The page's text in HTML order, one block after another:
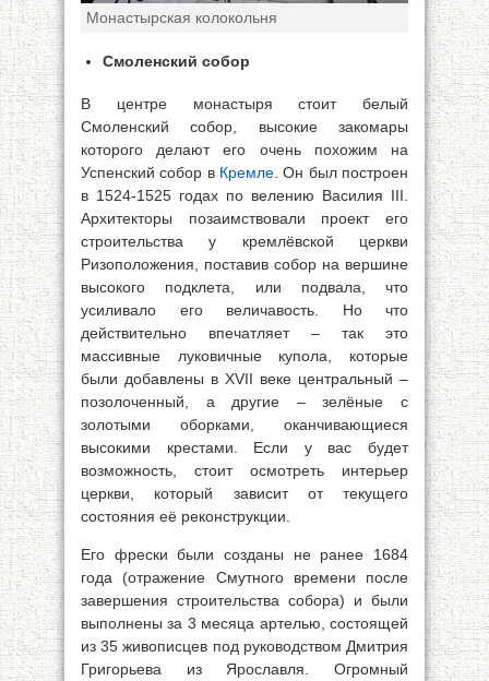
Монастырская колокольня
Смоленский собор
В центре монастыря стоит белый
Смоленский собор, высокие закомары
которого делают его очень похожим на
Успенский собор в Кремле . Он был построен
в 1524-1525 годах по велению Василия III.
Архитекторы позаимствовали проект его
строительства у кремлёвской церкви
Ризоположения, поставив собор на вершине
высокого подклета, или подвала, что
усиливало его величавость. Но что
действительно впечатляет – так это
массивные луковичные купола, которые
были добавлены в XVII веке центральный –
позолоченный, а другие – зелёные с
золотыми оборками, оканчивающиеся
высокими крестами. Если у вас будет
возможность, стоит осмотреть интерьер
церкви, который зависит от текущего
состояния её реконструкции.
Его фрески были созданы не ранее 1684
года (отражение Смутного времени после
завершения строительства собора) и были
выполнены за 3 месяца артелью, состоящей
из 35 живописцев под руководством Дмитрия
Григорьева из Ярославля. Огромный